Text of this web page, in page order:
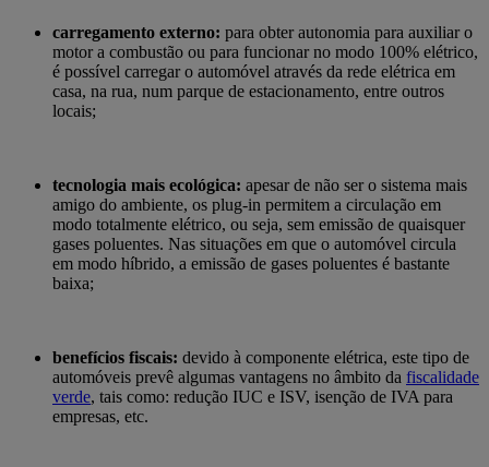
carregamento externo: para obter autonomia para auxiliar o
motor a combustão ou para funcionar no modo 100% elétrico,
é possível carregar o automóvel através da rede elétrica em
casa, na rua, num parque de estacionamento, entre outros
locais;
tecnologia mais ecológica: apesar de não ser o sistema mais
amigo do ambiente, os plug-in permitem a circulação em
modo totalmente elétrico, ou seja, sem emissão de quaisquer
gases poluentes. Nas situações em que o automóvel circula
em modo híbrido, a emissão de gases poluentes é bastante
baixa;
benefícios fiscais: devido à componente elétrica, este tipo de
automóveis prevê algumas vantagens no âmbito da fiscalidade
verde, tais como: redução IUC e ISV, isenção de IVA para
empresas, etc.